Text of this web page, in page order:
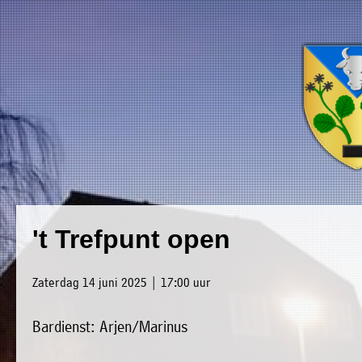
't Trefpunt open
Zaterdag 14 juni 2025 | 17:00 uur
Bardienst: Arjen/Marinus
»
Home
Luxwoude.net
website@luxwoude.net
Plaatselijk
belang
dit